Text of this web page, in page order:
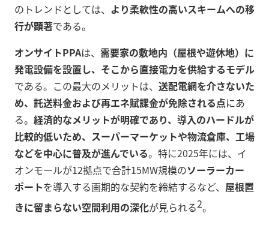
のトレンドとしては、 より柔軟性の高いスキームへの移
行が顕著である。
オンサイトPPAは、 需要家の敷地内（屋根や遊休地）に
発電設備を設置し、そこから直接電力を供給するモデル
である。この最大のメリットは、 送配電網を介さないた
め、託送料金および再エネ賦課金が免除される点にあ
る。 経済的なメリットが明確であり、導入のハードルが
比較的低いため、スーパーマーケットや物流倉庫、工場
などを中心に普及が進んでいる。特に2025年には、イ
オンモールが12拠点で合計15MW規模のソーラーカー
ポートを導入する画期的な契約を締結するなど、 屋根置
きに留まらない空間利用の深化が見られる2。